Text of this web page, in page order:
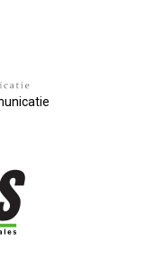
Druk Bezocht